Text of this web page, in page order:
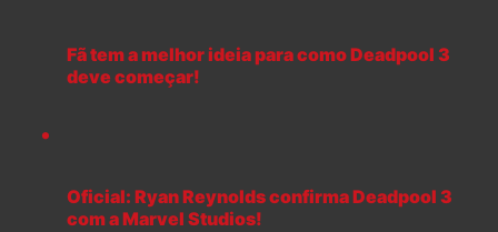
Fã tem a melhor ideia para como Deadpool 3
deve começar!
Oficial: Ryan Reynolds confirma Deadpool 3
com a Marvel Studios!